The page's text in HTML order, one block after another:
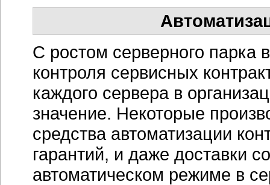
С ростом серверного парка
контроля сервисных
каждого сервера в
значение. Некоторые
средства автоматизации
гарантий, и даже доставки
автоматическом режиме в